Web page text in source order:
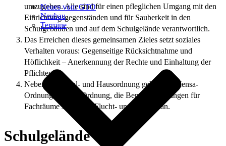
Neues vom GTO
Neubau
Termine
umzugehen. Alle sind für einen pfleglichen Umgang mit den
Einrichtungsgegenständen und für Sauberkeit in den
Schulgebäuden und auf dem Schulgelände verantwortlich.
Das Erreichen dieses gemeinsamen Zieles setzt soziales
Verhalten voraus: Gegenseitige Rücksichtnahme und
Höflichkeit – Anerkennung der Rechte und Einhaltung der
Pflichten.
Neben der Schul- und Hausordnung gelten die Mensa-
Ordnung, die AS-Ordnung, die Benutzerordnungen für
Fachräume sowie der Flucht- und Krisenplan.
Schulgelände